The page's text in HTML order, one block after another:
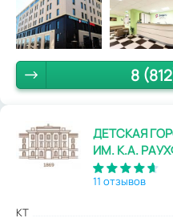
8
ДЕТСКАЯ
ИМ. К.А.
11 отзывов
КТ